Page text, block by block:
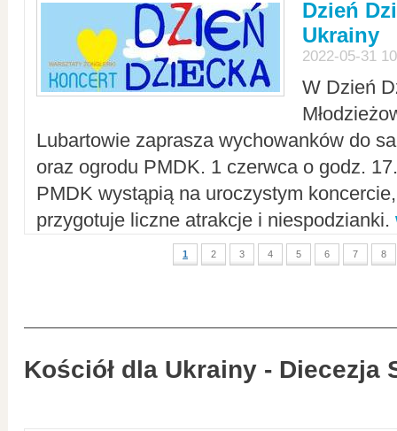
Dzień
Ukrainy
2022-05-31
W Dzień
Lubartowie zaprasza wychowanków do
oraz ogrodu PMDK. 1 czerwca o godz.
PMDK wystąpią na uroczystym
przygotuje liczne atrakcje i niespodzianki.
1 2 3 4 5 6 7 8
Kościół dla Ukrainy - Diecezja